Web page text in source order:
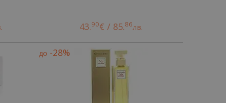
43.90€ / 85.86лв.
до -28%